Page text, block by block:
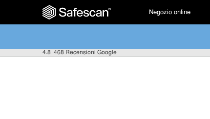
Negozio online
4.8 468 Recensioni Google